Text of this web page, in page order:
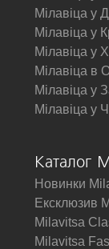
Мілавіца у
Мілавіца у
Мілавіца у
Мілавіца в
Мілавіца у
Мілавіца у
Каталог
Новинки
Ексклюзив
Milavitsa
Milavitsa